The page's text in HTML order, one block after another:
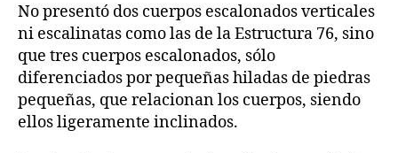
No presentó dos cuerpos escalonados verticales
ni escalinatas como las de la Estructura 76, sino
que tres cuerpos escalonados, sólo
diferenciados por pequeñas hiladas de piedras
pequeñas, que relacionan los cuerpos, siendo
ellos ligeramente inclinados.